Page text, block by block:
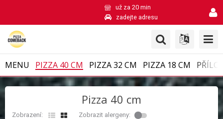
už za 20 min
zadejte adresu
MENU PIZZA 40 CM PIZZA 32 CM PIZZA 18 CM
Pizza 40 cm
Zobrazení: Zobrazit alergeny: